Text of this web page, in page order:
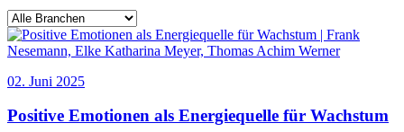
02. Juni 2025
Positive Emotionen als Energiequelle für Wachstum